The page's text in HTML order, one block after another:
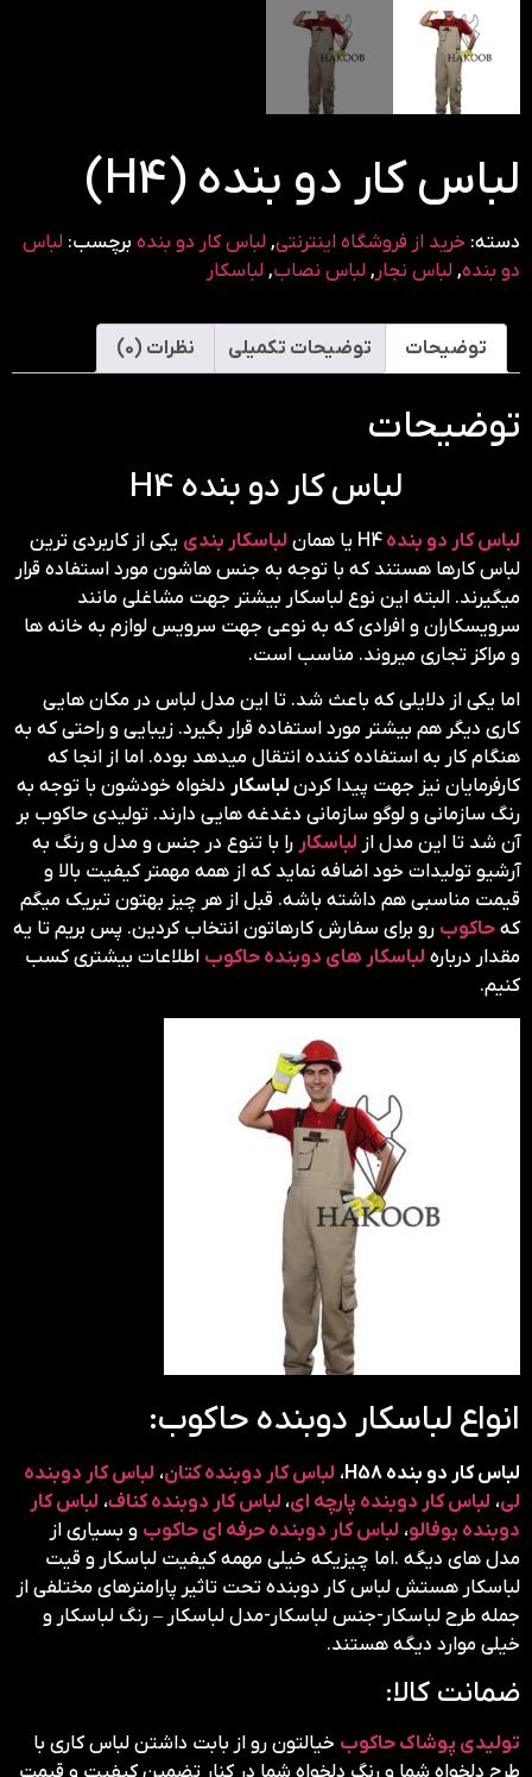
لباس کار دو بنده (H4)
دسته: خرید از فروشگاه اینترنتی, لباس کار دو بنده برچسب: لباس
دو بنده, لباس نجار , لباس نصاب, لباسکار
توضیحات توضیحات تکمیلی نظرات (0)
توضیحات
لباس کار دو بنده H4
لباس کار دو بنده H4 یا همان لباسکار بندی یکی از کاربردی ترین
لباس کارها هستند که با توجه به جنس هاشون مورد استفاده قرار
میگیرند. البته این نوع لباسکار بیشتر جهت مشاغلی مانند
سرویسکاران و افرادی که به نوعی جهت سرویس لوازم به خانه ها
و مراکز تجاری میروند. مناسب است.
اما یکی از دلایلی که باعث شد. تا این مدل لباس در مکان هایی
کاری دیگر هم بیشتر مورد استفاده قرار بگیرد. زیبایی و راحتی که به
هنگام کار به استفاده کننده انتقال میدهد بوده. اما از انجا که
کارفرمایان نیز جهت پیدا کردن لباسکار دلخواه خودشون با توجه به
رنگ سازمانی و لوگو سازمانی دغدغه هایی دارند. تولیدی حاکوب بر
آن شد تا این مدل از لباسکار را با تنوع در جنس و مدل و رنگ به
آرشیو تولیدات خود اضافه نماید که از همه مهمتر کیفیت بالا و
قیمت مناسبی هم داشته باشه. قبل از هر چیز بهتون تبریک میگم
که حاکوب رو برای سفارش کارهاتون انتخاب کردین. پس بریم تا یه
مقدار درباره لباسکار های دوبنده حاکوب اطلاعات بیشتری کسب
کنیم.
انواع لباسکار دوبنده حاکوب:
لباس کار دو بنده H58 ، لباس کار دوبنده کتان، لباس کار دوبنده
لی، لباس کار دوبنده پارچه ای، لباس کار دوبنده کناف، لباس کار
دوبنده بوفالو، لباس کار دوبنده حرفه ای حاکوب و بسیاری از
مدل های دیگه .اما چیزیکه خیلی مهمه کیفیت لباسکار و قیت
لباسکار هستش لباس کار دوبنده تحت تاثیر پارامترهای مختلفی از
جمله طرح لباسکار-جنس لباسکار-مدل لباسکار – رنگ لباسکار و
خیلی موارد دیگه هستند.
ضمانت کالا:
تولیدی پوشاک حاکوب خیالتون رو از بابت داشتن لباس کاری با
طرح دلخواه شما و رنگ دلخواه شما در کنار تضمین کیفیت و قیمت